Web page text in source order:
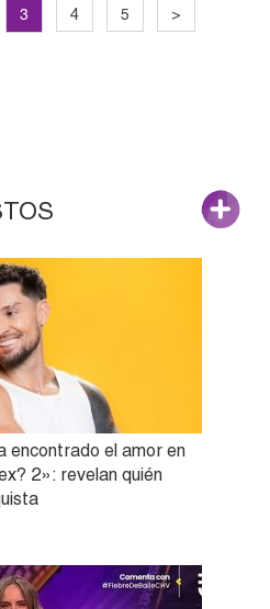
3 4 5 >
encontrado el amor en
2»: revelan quién